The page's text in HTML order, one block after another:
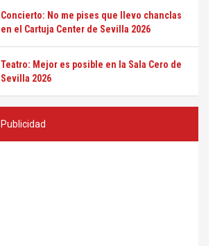
Concierto: No me pises que llevo chanclas
en el Cartuja Center de Sevilla 2026
Teatro: Mejor es posible en la Sala Cero de
Sevilla 2026
Publicidad